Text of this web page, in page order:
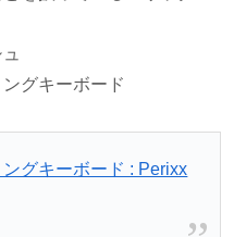
グキーボード
グキーボード : Perixx